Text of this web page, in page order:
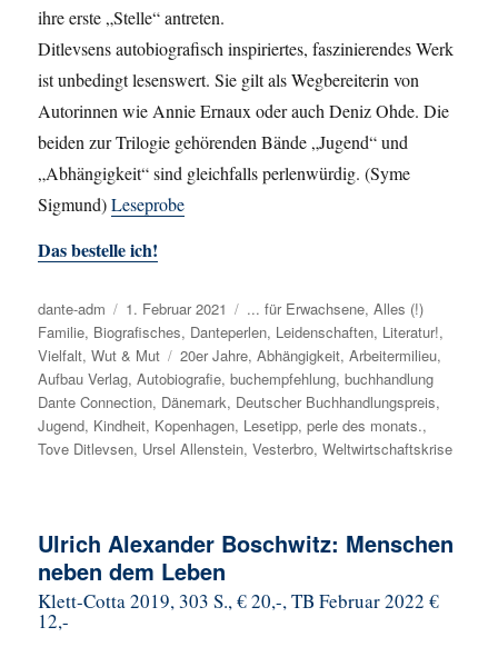
ihre erste „Stelle“ antreten.
Ditlevsens autobiografisch inspiriertes, faszinierendes Werk
ist unbedingt lesenswert. Sie gilt als Wegbereiterin von
Autorinnen wie Annie Ernaux oder auch Deniz Ohde. Die
beiden zur Trilogie gehörenden Bände „Jugend“ und
„Abhängigkeit“ sind gleichfalls perlenwürdig. (Syme
Sigmund)Leseprobe
Das bestelle ich!
Autor
dante-adm
Veröffentlicht
am
1. Februar 2021 Kategorien
... für Erwachsene,Alles (!)
Familie, Biografisches, Danteperlen, Leidenschaften, Literatur!,
Vielfalt,Wut & Mut Schlagwörter
20er Jahre,Abhängigkeit,Arbeitermilieu,
Aufbau Verlag,Autobiografie,buchempfehlung,buchhandlung
Dante Connection, Dänemark, Deutscher Buchhandlungspreis,
Jugend, Kindheit, Kopenhagen, Lesetipp,perle des monats.,
Tove Ditlevsen, Ursel Allenstein,Vesterbro,Weltwirtschaftskrise
Ulrich Alexander Boschwitz: Menschen
neben dem Leben
Klett-Cotta 2019, 303 S., € 20,-, TB Februar 2022 €
12,-